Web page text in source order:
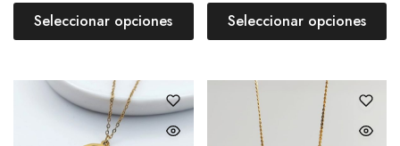
Seleccionar opciones Seleccionar opciones